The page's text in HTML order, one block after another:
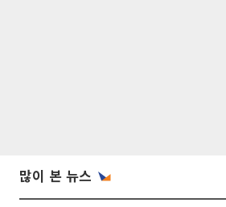
많이 본 뉴스